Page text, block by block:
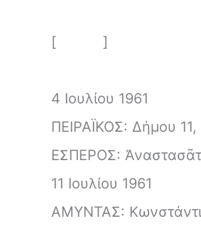
[ ]
4 Ιουλίου 1961
ΠΕΙΡΑΪΚΟΣ: Δήμου
ΕΣΠΕΡΟΣ:
11 Ιουλίου 1961
ΑΜΥΝΤΑΣ: